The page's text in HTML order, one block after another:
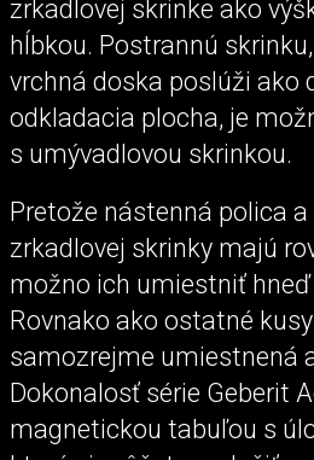
zrkadlovej skrinke ako
hĺbkou. Postrannú
vrchná doska poslúži ako
odkladacia plocha, je
s umývadlovou skrinkou.
Pretože nástenná polica
zrkadlovej skrinky majú
možno ich umiestniť hneď
Rovnako ako ostatné
samozrejme umiestnená
Dokonalosť série Geberit
magnetickou tabuľou s